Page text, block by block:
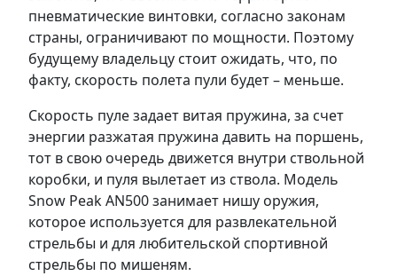
пневматические винтовки, согласно законам
страны, ограничивают по мощности. Поэтому
будущему владельцу стоит ожидать, что, по
факту, скорость полета пули будет – меньше.
Скорость пуле задает витая пружина, за счет
энергии разжатая пружина давить на поршень,
тот в свою очередь движется внутри ствольной
коробки, и пуля вылетает из ствола. Модель
Snow Peak AN500 занимает нишу оружия,
которое используется для развлекательной
стрельбы и для любительской спортивной
стрельбы по мишеням.